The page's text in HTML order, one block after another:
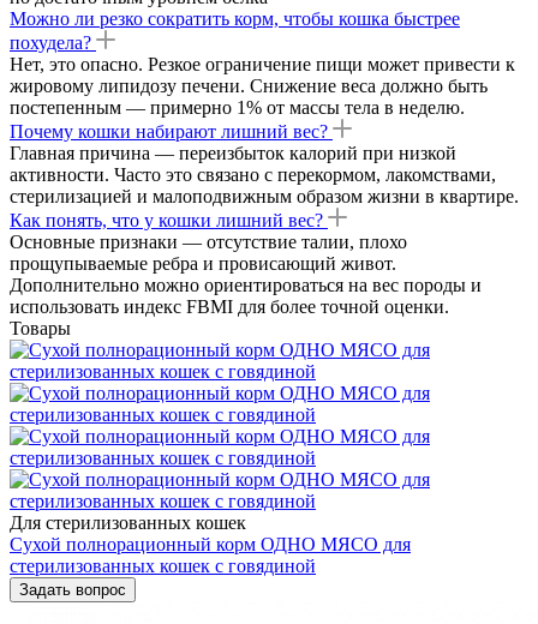
Можно ли резко сократить корм, чтобы кошка быстрее
похудела?
Нет, это опасно. Резкое ограничение пищи может привести к
жировому липидозу печени. Снижение веса должно быть
постепенным — примерно 1% от массы тела в неделю.
Почему кошки набирают лишний вес?
Главная причина — переизбыток калорий при низкой
активности. Часто это связано с перекормом, лакомствами,
стерилизацией и малоподвижным образом жизни в квартире.
Как понять, что у кошки лишний вес?
Основные признаки — отсутствие талии, плохо
прощупываемые ребра и провисающий живот.
Дополнительно можно ориентироваться на вес породы и
использовать индекс FBMI для более точной оценки.
Товары
Для стерилизованных кошек
Сухой полнорационный корм ОДНО МЯСО для
стерилизованных кошек с говядиной
Задать вопрос